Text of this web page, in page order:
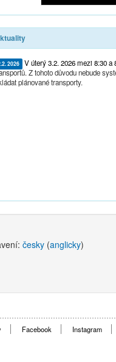
2026 V úterý 3.2. 2026 mezi 8:30 a
Z tohoto důvodu nebude
plánované transporty.
česky (anglicky)
Facebook Instagram